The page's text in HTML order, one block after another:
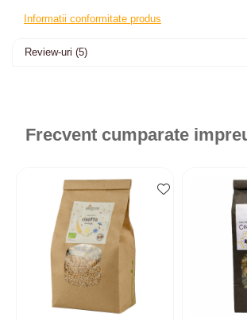
Informatii conformitate produs
Review-uri (5)
Frecvent cumparate